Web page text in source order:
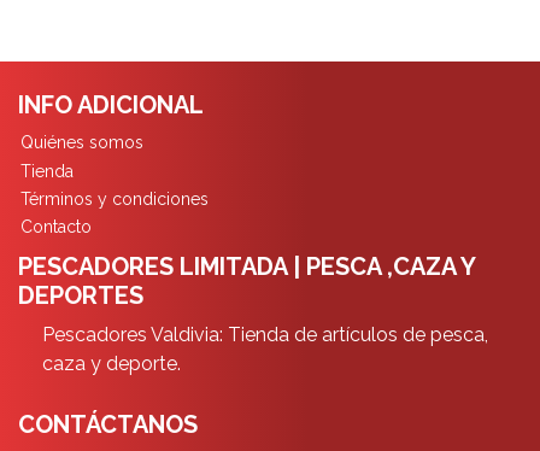
INFO ADICIONAL
Quiénes somos
Tienda
Términos y condiciones
Contacto
PESCADORES LIMITADA | PESCA ,CAZA Y
DEPORTES
Pescadores Valdivia: Tienda de artículos de pesca,
caza y deporte.
CONTÁCTANOS